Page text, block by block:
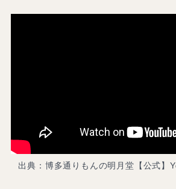
出典：博多通りもんの明月堂【公式】